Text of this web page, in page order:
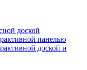
доской
панелью
доской и